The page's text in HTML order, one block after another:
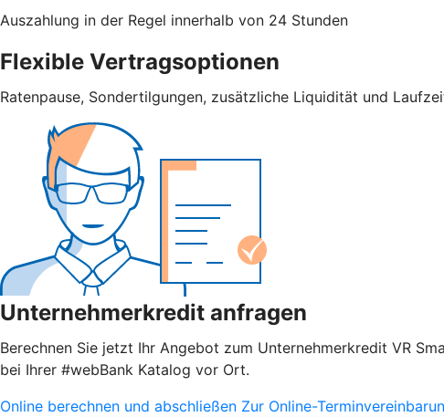
Auszahlung in der Regel innerhalb von 24 Stunden
Flexible Vertragsoptionen
Ratenpause, Sondertilgungen, zusätzliche Liquidität und
Unternehmerkredit anfragen
Berechnen Sie jetzt Ihr Angebot zum Unternehmerkredit VR
bei Ihrer #webBank Katalog vor Ort.
Online berechnen und abschließen Zur Online-